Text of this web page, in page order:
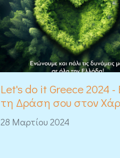
Let's do it Greece 2024 -
τη Δράση σου στον
28 Μαρτίου 2024